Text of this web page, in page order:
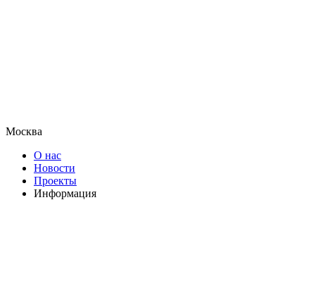
Москва
О нас
Новости
Проекты
Информация